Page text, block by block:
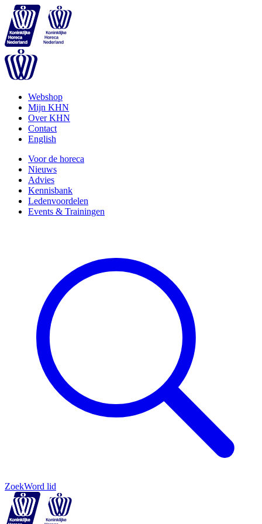
Webshop
Mijn KHN
Over KHN
Contact
English
Voor de horeca
Nieuws
Advies
Kennisbank
Ledenvoordelen
Events & Trainingen
ZoekWord lid